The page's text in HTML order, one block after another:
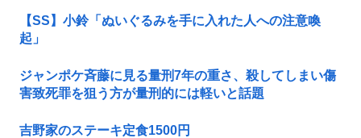
【SS】小鈴「ぬいぐるみを手に入れた人への注意喚
起」
ジャンポケ斉藤に見る量刑7年の重さ、殺してしまい傷
害致死罪を狙う方が量刑的には軽いと話題
吉野家のステーキ定食1500円